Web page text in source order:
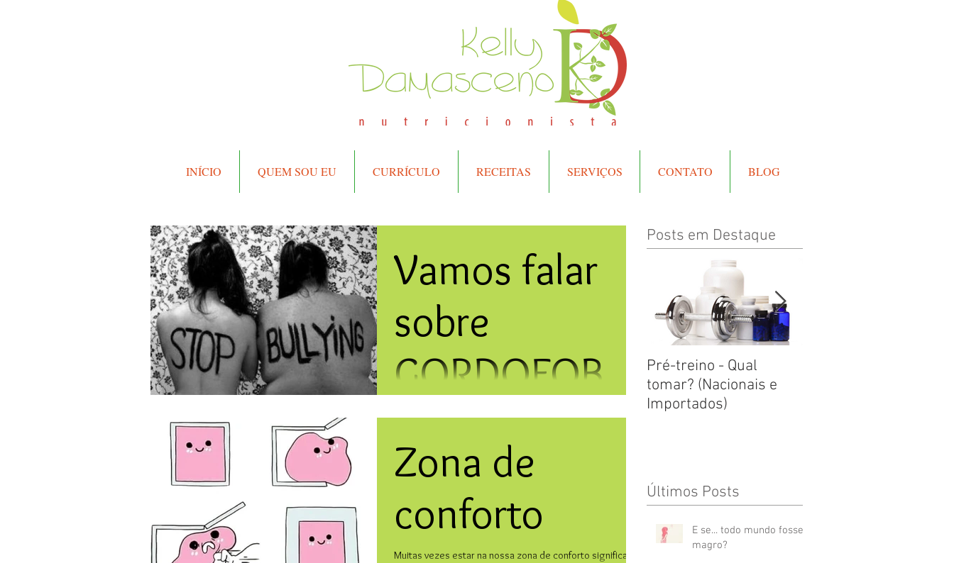
INÍCIO QUEM SOU EU CURRÍCULO RECEITAS SERVIÇOS CONTATO BLOG
Vamos falar
sobre
GORDOFOBIA
?
Esses dias, enquanto aguardava numa fila, vi uma menina
Mickey. Eu só me dei conta da...
Zona de
conforto
Muitas vezes estar na nossa zona de conforto significa
Posts em Destaque
Pré-treino - Qual
tomar? (Nacionais e
Importados)
Últimos Posts
E se... todo mundo fosse
magro?